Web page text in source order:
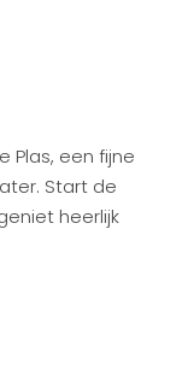
Plas, een fijne
Start de
heerlijk